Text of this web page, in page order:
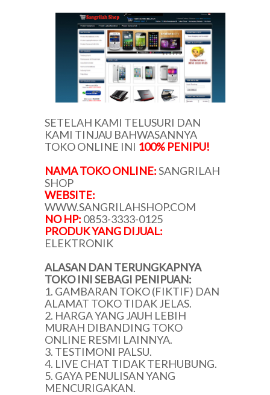
SETELAH KAMI TELUSURI DAN
KAMI TINJAU BAHWASANNYA
TOKO ONLINE INI 100% PENIPU!
NAMA TOKO ONLINE:SANGRILAH
SHOP
WEBSITE:
WWW.SANGRILAHSHOP.COM
NO HP: 0853-3333-0125
PRODUK YANG DIJUAL:
ELEKTRONIK
ALASAN DAN TERUNGKAPNYA
TOKO INI SEBAGI PENIPUAN:
1. GAMBARAN TOKO (FIKTIF) DAN
ALAMAT TOKO TIDAK JELAS.
2. HARGA YANG JAUH LEBIH
MURAH DIBANDING TOKO
ONLINE RESMI LAINNYA.
3. TESTIMONI PALSU.
4. LIVE CHAT TIDAK TERHUBUNG.
5. GAYA PENULISAN YANG
MENCURIGAKAN.